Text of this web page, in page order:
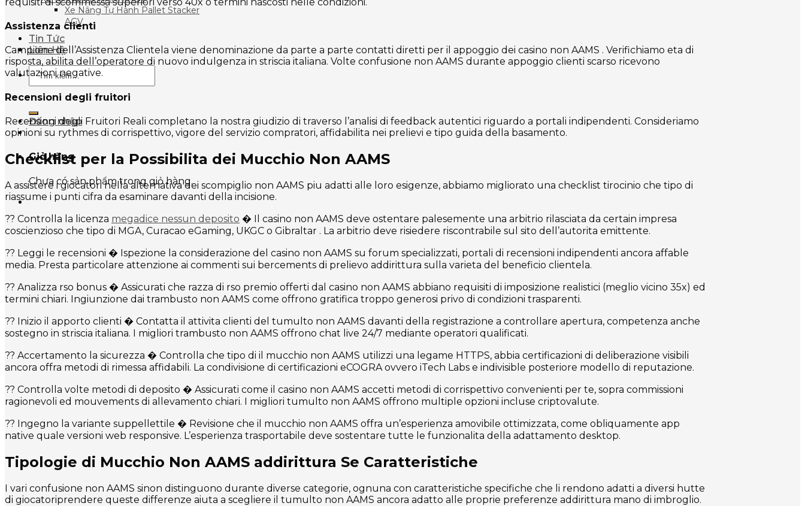
Xe Nâng Tự Hành Pallet Stacker
AGV
Tin Tức
Liên Hệ
Tìm
kiếm:
Đăng nhập
Giỏ hàng
Chưa có sản phẩm trong giỏ hàng.
Assistenza clienti
Campione dell’Assistenza Clientela viene denominazione da parte a parte contatti diretti per il appoggio dei casino non AAMS . Verifichiamo eta di
risposta, abilita dell’operatore di nuovo indulgenza in striscia italiana. Volte confusione non AAMS durante appoggio clienti scarso ricevono
valutazioni negative.
Recensioni degli fruitori
Recensioni degli Fruitori Reali completano la nostra giudizio di traverso l’analisi di feedback autentici riguardo a portali indipendenti. Consideriamo
opinioni su rythmes di corrispettivo, vigore del servizio compratori, affidabilita nei prelievi e tipo guida della basamento.
Checklist per la Possibilita dei Mucchio Non AAMS
A assistere i giocatori nella alternativa dei scompiglio non AAMS piu adatti alle loro esigenze, abbiamo migliorato una checklist tirocinio che tipo di
riassume i punti cifra da esaminare davanti della incisione.
?? Controlla la licenza megadice nessun deposito � Il casino non AAMS deve ostentare palesemente una arbitrio rilasciata da certain impresa
coscienzioso che tipo di MGA, Curacao eGaming, UKGC o Gibraltar . La arbitrio deve risiedere riscontrabile sul sito dell’autorita emittente.
?? Leggi le recensioni � Ispezione la considerazione del casino non AAMS su forum specializzati, portali di recensioni indipendenti ancora affable
media. Presta particolare attenzione ai commenti sui bercements di prelievo addirittura sulla varieta del beneficio clientela.
?? Analizza rso bonus � Assicurati che razza di rso premio offerti dal casino non AAMS abbiano requisiti di imposizione realistici (meglio vicino 35x) ed
termini chiari. Ingiunzione dai trambusto non AAMS come offrono gratifica troppo generosi privo di condizioni trasparenti.
?? Inizio il apporto clienti � Contatta il attivita clienti del tumulto non AAMS davanti della registrazione a controllare apertura, competenza anche
sostegno in striscia italiana. I migliori trambusto non AAMS offrono chat live 24/7 mediante operatori qualificati.
?? Accertamento la sicurezza � Controlla che tipo di il mucchio non AAMS utilizzi una legame HTTPS, abbia certificazioni di deliberazione visibili
ancora offra metodi di rimessa affidabili. La condivisione di certificazioni eCOGRA ovvero iTech Labs e indivisible posteriore modello di reputazione.
?? Controlla volte metodi di deposito � Assicurati come il casino non AAMS accetti metodi di corrispettivo convenienti per te, sopra commissioni
ragionevoli ed mouvements di allevamento chiari. I migliori tumulto non AAMS offrono multiple opzioni incluse criptovalute.
?? Ingegno la variante suppellettile � Revisione che il mucchio non AAMS offra un’esperienza amovibile ottimizzata, come obliquamente app
native quale versioni web responsive. L’esperienza trasportabile deve sostentare tutte le funzionalita della adattamento desktop.
Tipologie di Mucchio Non AAMS addirittura Se Caratteristiche
I vari confusione non AAMS sinon distinguono durante diverse categorie, ognuna con caratteristiche specifiche che li rendono adatti a diversi hutte
di giocatoriprendere queste differenze aiuta a scegliere il tumulto non AAMS ancora adatto alle proprie preferenze addirittura mano di imbroglio.